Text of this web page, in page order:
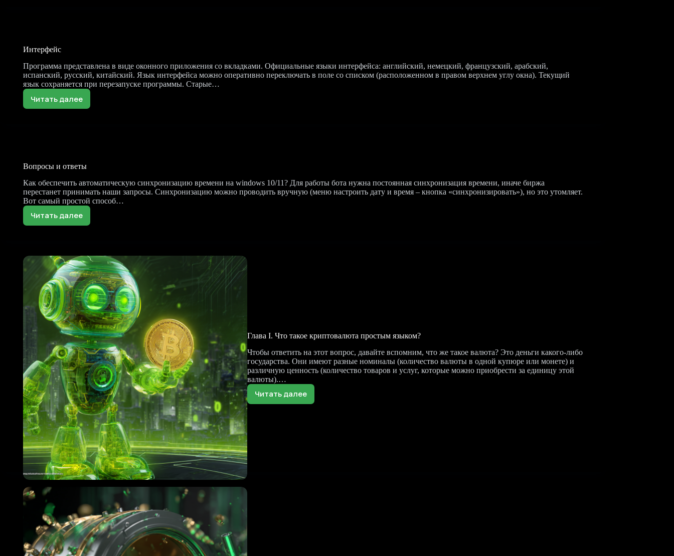
Интерфейс
Программа представлена в виде оконного приложения со вкладками. Официальные языки интерфейса: английский, немецкий, французский, арабский,
испанский, русский, китайский. Язык интерфейса можно оперативно переключать в поле со списком (расположенном в правом верхнем углу окна). Текущий
язык сохраняется при перезапуске программы. Старые…
Читать далее
Интерфейс
Вопросы и ответы
Как обеспечить автоматическую синхронизацию времени на windows 10/11? Для работы бота нужна постоянная синхронизация времени, иначе биржа
перестанет принимать наши запросы. Синхронизацию можно проводить вручную (меню настроить дату и время – кнопка «синхронизировать»), но это утомляет.
Вот самый простой способ…
Читать далее
Вопросы
Глава I. Что такое криптовалюта простым языком?
Чтобы ответить на этот вопрос, давайте вспомним, что же такое валюта? Это деньги какого-либо
государства. Они имеют разные номиналы (количество валюты в одной купюре или монете) и
различную ценность (количество товаров и услуг, которые можно приобрести за единицу этой
валюты).…
Читать далее
Глава